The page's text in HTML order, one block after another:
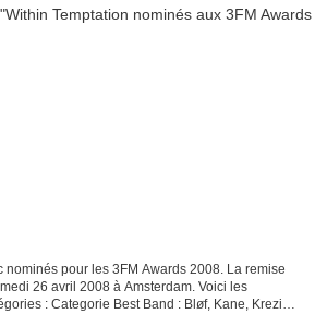
nominés pour les 3FM Awards 2008. La remise
26 avril 2008 à Amsterdam. Voici les
: Categorie Best Band : Bløf, Kane, Krezip,